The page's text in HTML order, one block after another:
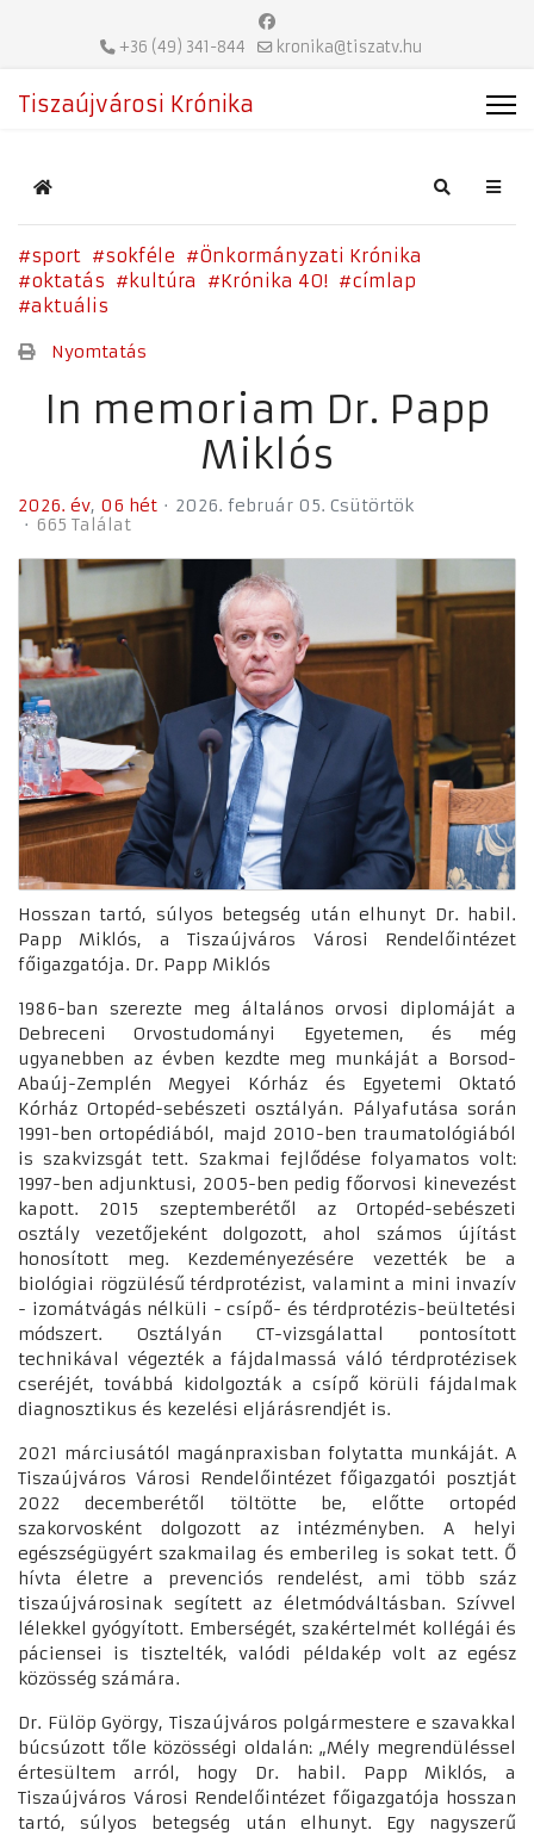
+36 (49) 341-844 kronika@tiszatv.hu
Tiszaújvárosi Krónika
Home Search
sport sokféle
Önkormányzati Krónika
oktatás
kultúra Krónika 40!
címlap
aktuális
Nyomtatás
In memoriam Dr. Papp
Miklós
2026. év 06 hét
2026. február 05. Csütörtök
665 Találat
Hosszan tartó, súlyos betegség után elhunyt Dr. habil.
Papp Miklós, a Tiszaújváros Városi Rendelőintézet
főigazgatója. Dr. Papp Miklós
1986-ban szerezte meg általános orvosi diplomáját a
Debreceni Orvostudományi Egyetemen, és még
ugyanebben az évben kezdte meg munkáját a Borsod-
Abaúj-Zemplén Megyei Kórház és Egyetemi Oktató
Kórház Ortopéd-sebészeti osztályán. Pályafutása során
1991-ben ortopédiából, majd 2010-ben traumatológiából
is szakvizsgát tett. Szakmai fejlődése folyamatos volt:
1997-ben adjunktusi, 2005-ben pedig főorvosi kinevezést
kapott. 2015 szeptemberétől az Ortopéd-sebészeti
osztály vezetőjeként dolgozott, ahol számos újítást
honosított meg. Kezdeményezésére vezették be a
biológiai rögzülésű térdprotézist, valamint a mini invazív
- izomátvágás nélküli - csípő- és térdprotézis-beültetési
módszert. Osztályán CT-vizsgálattal pontosított
technikával végezték a fájdalmassá váló térdprotézisek
cseréjét, továbbá kidolgozták a csípő körüli fájdalmak
diagnosztikus és kezelési eljárásrendjét is.
2021 márciusától magánpraxisban folytatta munkáját. A
Tiszaújváros Városi Rendelőintézet főigazgatói posztját
2022 decemberétől töltötte be, előtte ortopéd
szakorvosként dolgozott az intézményben. A helyi
egészségügyért szakmailag és emberileg is sokat tett. Ő
hívta életre a prevenciós rendelést, ami több száz
tiszaújvárosinak segített az életmódváltásban. Szívvel
lélekkel gyógyított. Emberségét, szakértelmét kollégái és
páciensei is tisztelték, valódi példakép volt az egész
közösség számára.
Dr. Fülöp György, Tiszaújváros polgármestere e szavakkal
búcsúzott tőle közösségi oldalán: „Mély megrendüléssel
értesültem arról, hogy Dr. habil. Papp Miklós, a
Tiszaújváros Városi Rendelőintézet főigazgatója hosszan
tartó, súlyos betegség után elhunyt. Egy nagyszerű